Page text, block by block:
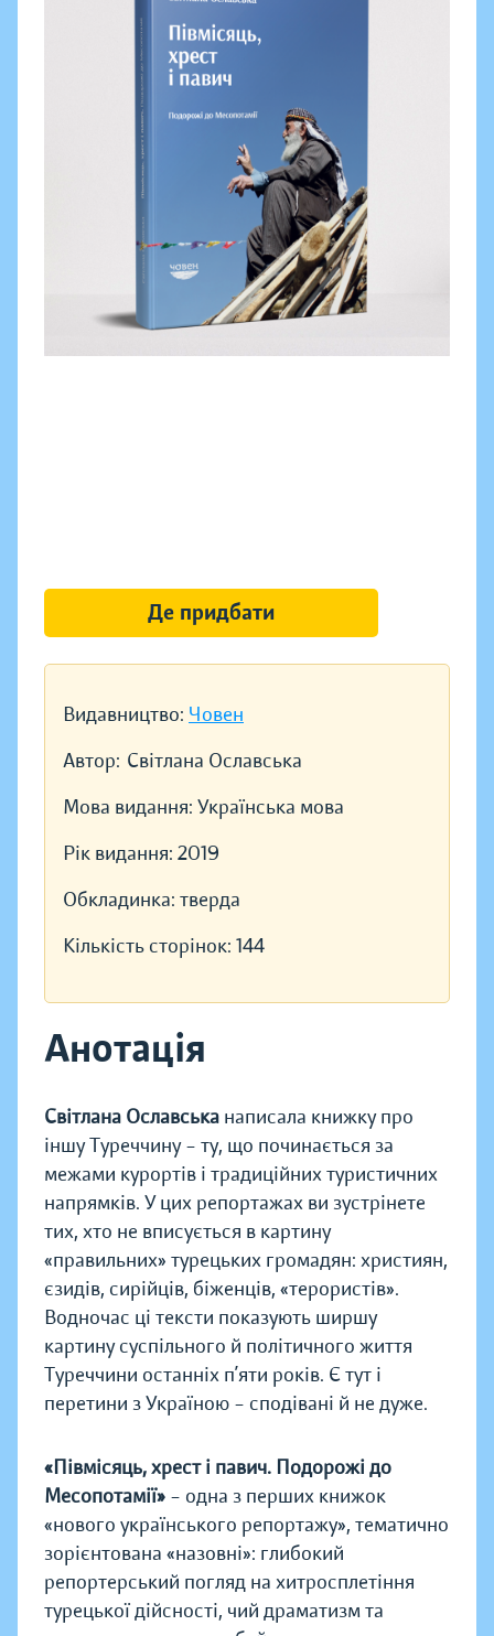
Видавництво: Човен
Автор: Світлана Ославська
Мова видання: Українська мова
Рік видання: 2019
Обкладинка: тверда
Кількість сторінок: 144
Анотація
Світлана Ославська написала книжку про
іншу Туреччину – ту, що починається за
межами курортів і традиційних туристичних
напрямків. У цих репортажах ви зустрінете
тих, хто не вписується в картину
«правильних» турецьких громадян: християн,
єзидів, сирійців, біженців, «терористів».
Водночас ці тексти показують ширшу
картину суспільного й політичного життя
Туреччини останніх п’яти років. Є тут і
перетини з Україною – сподівані й не дуже.
«Півмісяць, хрест і павич. Подорожі до
Месопотамії» – одна з перших книжок
«нового українського репортажу», тематично
зорієнтована «назовні»: глибокий
репортерський погляд на хитросплетіння
турецької дійсності, чий драматизм та
Де придбати